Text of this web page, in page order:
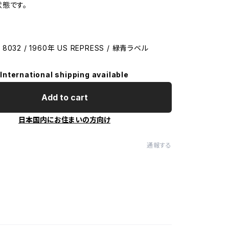
です。
/ 1960年 US REPRESS / 緑青ラベル
International shipping available
Add to cart
日本国内にお住まいの方向け
通報する